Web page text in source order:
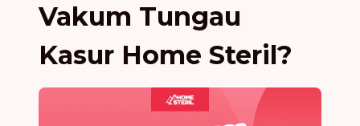
Vakum Tungau
Kasur Home Steril?